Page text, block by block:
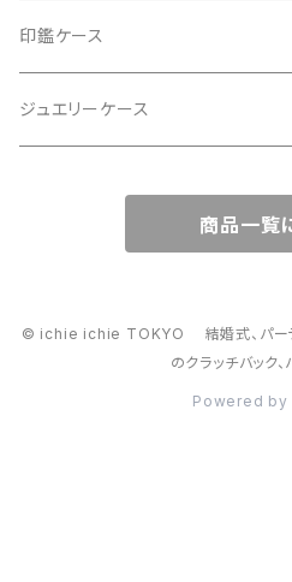
ハンドバッグ・ショルダーバッグ
スマホショルダー、サコッシュ
トートーバッグ
コロンとしたハンドバッグ
コロンとした大容量コスメポーチ
ミニポーチ
印鑑ケース
ジュエリーケース
商品一覧
© ichie ichie TOKYO 結婚式、パーテ
のクラッチバック
Powered by